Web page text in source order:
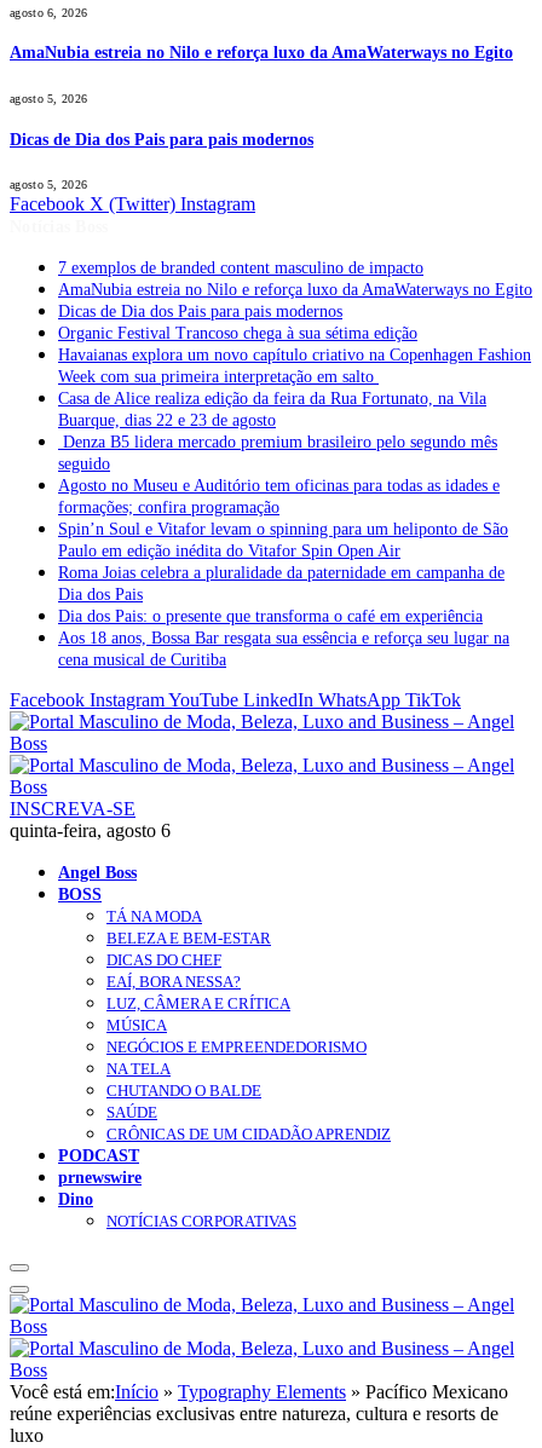
agosto 6, 2026
AmaNubia estreia no Nilo e reforça luxo da AmaWaterways no Egito
agosto 5, 2026
Dicas de Dia dos Pais para pais modernos
agosto 5, 2026
Facebook X (Twitter) Instagram
7 exemplos de branded content masculino de impacto
AmaNubia estreia no Nilo e reforça luxo da AmaWaterways no Egito
Dicas de Dia dos Pais para pais modernos
Organic Festival Trancoso chega à sua sétima edição
Havaianas explora um novo capítulo criativo na Copenhagen Fashion
Week com sua primeira interpretação em salto
Casa de Alice realiza edição da feira da Rua Fortunato, na Vila
Buarque, dias 22 e 23 de agosto
Denza B5 lidera mercado premium brasileiro pelo segundo mês
seguido
Agosto no Museu e Auditório tem oficinas para todas as idades e
formações; confira programação
Spin’n Soul e Vitafor levam o spinning para um heliponto de São
Paulo em edição inédita do Vitafor Spin Open Air
Roma Joias celebra a pluralidade da paternidade em campanha de
Dia dos Pais
Dia dos Pais: o presente que transforma o café em experiência
Aos 18 anos, Bossa Bar resgata sua essência e reforça seu lugar na
cena musical de Curitiba
Facebook InstagramYouTube LinkedIn WhatsApp TikTok
INSCREVA-SE
quinta-feira, agosto 6
Angel Boss
BOSS
TÁ NA MODA
BELEZA E BEM-ESTAR
DICAS DO CHEF
EAÍ, BORA NESSA?
LUZ, CÂMERA E CRÍTICA
MÚSICA
NEGÓCIOS E EMPREENDEDORISMO
NA TELA
CHUTANDO O BALDE
SAÚDE
CRÔNICAS DE UM CIDADÃO APRENDIZ
PODCAST
prnewswire
Dino
NOTÍCIAS CORPORATIVAS
Você está em:Início » Typography Elements » Pacífico Mexicano
reúne experiências exclusivas entre natureza, cultura e resorts de
luxo